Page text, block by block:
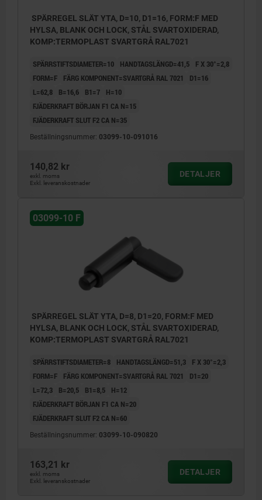
SPÄRREGEL SLÄT YTA, D=10, D1=16, FORM:F MED
HYLSA, BLANK OCH LOCK, STÅL SVARTOXIDERAD,
KOMP:TERMOPLAST SVARTGRÅ RAL7021
SPÄRRSTIFTSDIAMETER=10 HANDTAGSLÄNGD=41,5
F X 30°=2,8
FORM=F
FÄRG KOMPONENT=SVARTGRÅ RAL 7021
D1=16
L=62,8
B=16,6 B1=7
H=10
FJÄDERKRAFT BÖRJAN F1 CA N=15
FJÄDERKRAFT SLUT F2 CA N=35
Beställningsnummer: 03099-10-091016
140,82 kr
exkl. moms
Exkl. leveranskostnader
DETALJER
03099-10 F
SPÄRREGEL SLÄT YTA, D=8, D1=20, FORM:F MED
HYLSA, BLANK OCH LOCK, STÅL SVARTOXIDERAD,
KOMP:TERMOPLAST SVARTGRÅ RAL7021
SPÄRRSTIFTSDIAMETER=8 HANDTAGSLÄNGD=51,3
F X 30°=2,3
FORM=F
FÄRG KOMPONENT=SVARTGRÅ RAL 7021
D1=20
L=72,3
B=20,5 B1=8,5
H=12
FJÄDERKRAFT BÖRJAN F1 CA N=20
FJÄDERKRAFT SLUT F2 CA N=60
Beställningsnummer: 03099-10-090820
163,21 kr
exkl. moms
Exkl. leveranskostnader
DETALJER